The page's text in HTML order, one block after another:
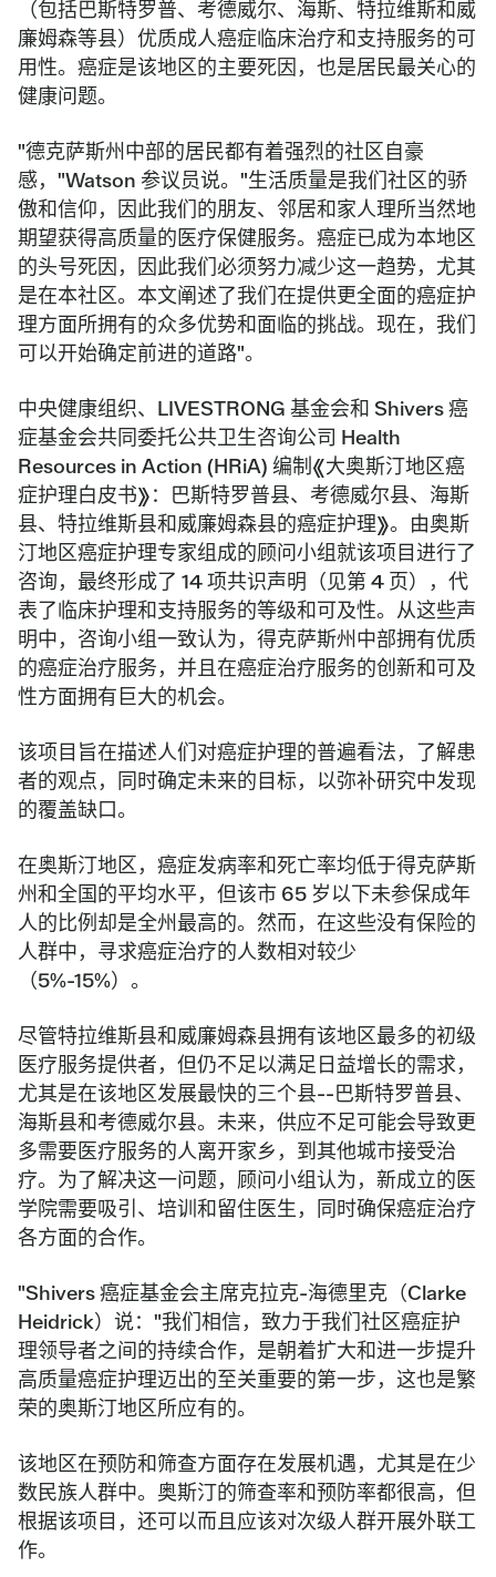
（包括巴斯特罗普、考德威尔、海斯、特拉维斯和威
廉姆森等县）优质成人癌症临床治疗和支持服务的可
用性。癌症是该地区的主要死因，也是居民最关心的
健康问题。
"德克萨斯州中部的居民都有着强烈的社区自豪
感，"Watson 参议员说。"生活质量是我们社区的骄
傲和信仰，因此我们的朋友、邻居和家人理所当然地
期望获得高质量的医疗保健服务。癌症已成为本地区
的头号死因，因此我们必须努力减少这一趋势，尤其
是在本社区。本文阐述了我们在提供更全面的癌症护
理方面所拥有的众多优势和面临的挑战。现在，我们
可以开始确定前进的道路"。
中央健康组织、LIVESTRONG 基金会和 Shivers 癌
症基金会共同委托公共卫生咨询公司 Health
Resources in Action (HRiA) 编制《大奥斯汀地区癌
症护理白皮书》：巴斯特罗普县、考德威尔县、海斯
县、特拉维斯县和威廉姆森县的癌症护理》。由奥斯
汀地区癌症护理专家组成的顾问小组就该项目进行了
咨询，最终形成了 14 项共识声明（见第 4 页），代
表了临床护理和支持服务的等级和可及性。从这些声
明中，咨询小组一致认为，得克萨斯州中部拥有优质
的癌症治疗服务，并且在癌症治疗服务的创新和可及
性方面拥有巨大的机会。
该项目旨在描述人们对癌症护理的普遍看法，了解患
者的观点，同时确定未来的目标，以弥补研究中发现
的覆盖缺口。
在奥斯汀地区，癌症发病率和死亡率均低于得克萨斯
州和全国的平均水平，但该市 65 岁以下未参保成年
人的比例却是全州最高的。然而，在这些没有保险的
人群中，寻求癌症治疗的人数相对较少
（5%-15%）。
尽管特拉维斯县和威廉姆森县拥有该地区最多的初级
医疗服务提供者，但仍不足以满足日益增长的需求，
尤其是在该地区发展最快的三个县--巴斯特罗普县、
海斯县和考德威尔县。未来，供应不足可能会导致更
多需要医疗服务的人离开家乡，到其他城市接受治
疗。为了解决这一问题，顾问小组认为，新成立的医
学院需要吸引、培训和留住医生，同时确保癌症治疗
各方面的合作。
"Shivers 癌症基金会主席克拉克-海德里克（Clarke
Heidrick）说："我们相信，致力于我们社区癌症护
理领导者之间的持续合作，是朝着扩大和进一步提升
高质量癌症护理迈出的至关重要的第一步，这也是繁
荣的奥斯汀地区所应有的。
该地区在预防和筛查方面存在发展机遇，尤其是在少
数民族人群中。奥斯汀的筛查率和预防率都很高，但
根据该项目，还可以而且应该对次级人群开展外联工
作。